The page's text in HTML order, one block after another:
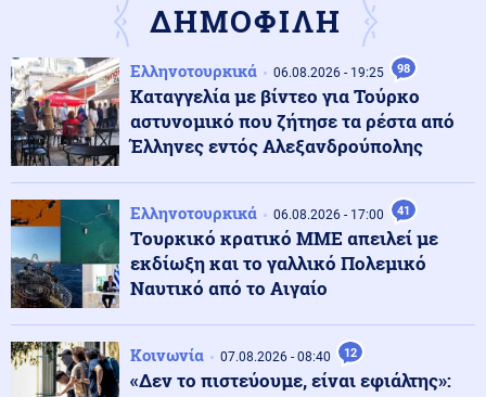
Αθλητισμός
Βαρύ πένθος για τον Λιονέλ Μέσι: Πέθανε ο πατέρας
του
Κόσμος
Η Γαλλία προετοιμάζεται για ολικό blackout – Μεγάλη
άσκηση ετοιμότητας
Στρατός Ξηράς 08.08.2026 - 15:35
Νέα δεδομένα για τους ελληνικούς Patriot στην
Σαουδική Αραβία: Η Αθήνα θα επανεξετάζει κάθε
μήνα την παρουσία τους
ΔΗΜΟΦΙΛΗ
Ελληνοτουρκικά 06.08.2026 - 19:25 98
Καταγγελία με βίντεο για Τούρκο
αστυνομικό που ζήτησε τα ρέστα από
Έλληνες εντός Αλεξανδρούπολης
Ελληνοτουρκικά 06.08.2026 - 17:00 41
Tουρκικό κρατικό ΜΜΕ απειλεί με
εκδίωξη και το γαλλικό Πολεμικό
Ναυτικό από το Αιγαίο
Κοινωνία 07.08.2026 - 08:40 12
«Δεν το πιστεύουμε, είναι εφιάλτης»: